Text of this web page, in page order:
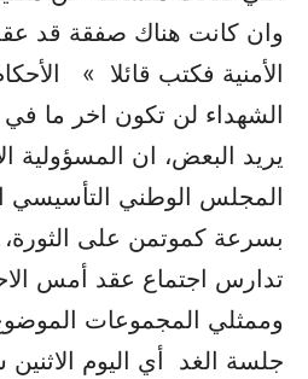
وان كانت هناك صفقة قد
الأمنية فكتب قائلا »
الشهداء لن تكون اخر ما
يريد البعض، ان المسؤولية
المجلس الوطني التأسيسي
بسرعة كموتمن على
تدارس اجتماع عقد أمس
وممثلي المجموعات
جلسة الغد أي اليوم